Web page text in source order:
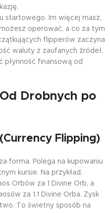
startowego. Im więcej masz,
operować, a co za tym
flipperów zaczyna
waluty z zaufanych źródeł,
płynność finansową od
Drobnych po
Flipping)
forma. Polega na kupowaniu
kursie. Na przykład,
Orbów za 1 Divine Orb, a
za 1,1 Divine Orba. Zysk
To świetny sposób na